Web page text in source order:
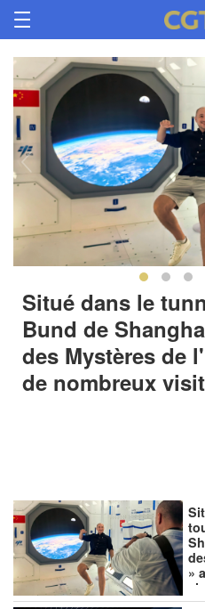
Situé dans le
Bund de
des Mystères de
de nombreux
»